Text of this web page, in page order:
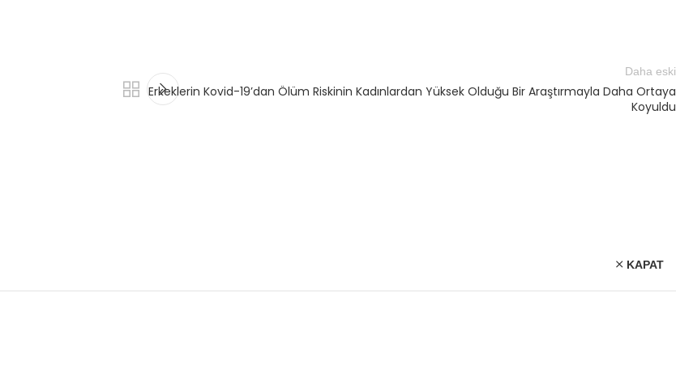
Daha eski
Erkeklerin Kovid-19’dan Ölüm Riskinin Kadınlardan Yüksek Olduğu Bir Araştırmayla Daha Ortaya
Koyuldu
KAPAT